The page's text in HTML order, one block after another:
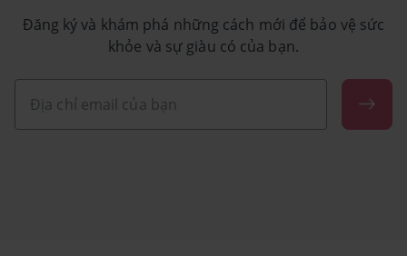
Đăng ký và khám phá những cách mới để bảo vệ sức
khỏe và sự giàu có của bạn.